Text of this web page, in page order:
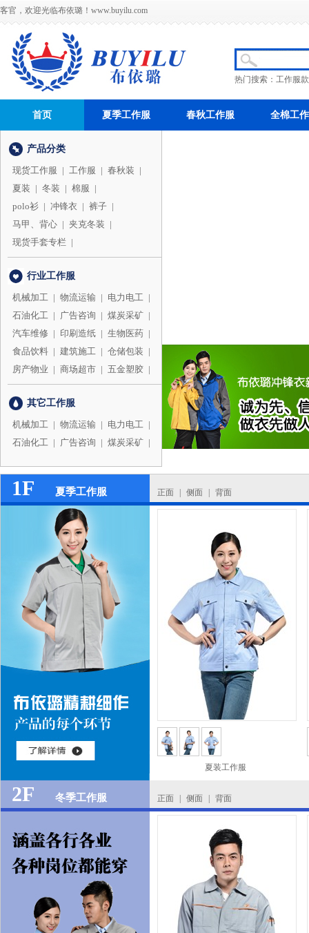
客官，欢迎光临布依璐！ www.buyilu.com
热门搜索： 工作服
首页 夏季工作服 春秋工作服 全棉工
产品分类
现货工作服 | 工作服 | 春秋装 |
夏装 | 冬装 | 棉服 |
polo衫 | 冲锋衣 | 裤子 |
马甲、背心 | 夹克冬装 |
现货手套专栏 |
行业工作服
机械加工 | 物流运输 | 电力电工 |
石油化工 | 广告咨询 | 煤炭采矿 |
汽车维修 | 印刷造纸 | 生物医药 |
食品饮料 | 建筑施工 | 仓储包装 |
房产物业 | 商场超市 | 五金塑胶 |
其它工作服
机械加工 | 物流运输 | 电力电工 |
石油化工 | 广告咨询 | 煤炭采矿 |
1F 夏季工作服 正面 侧面 背面
夏装工作服
2F 冬季工作服 正面 侧面 背面